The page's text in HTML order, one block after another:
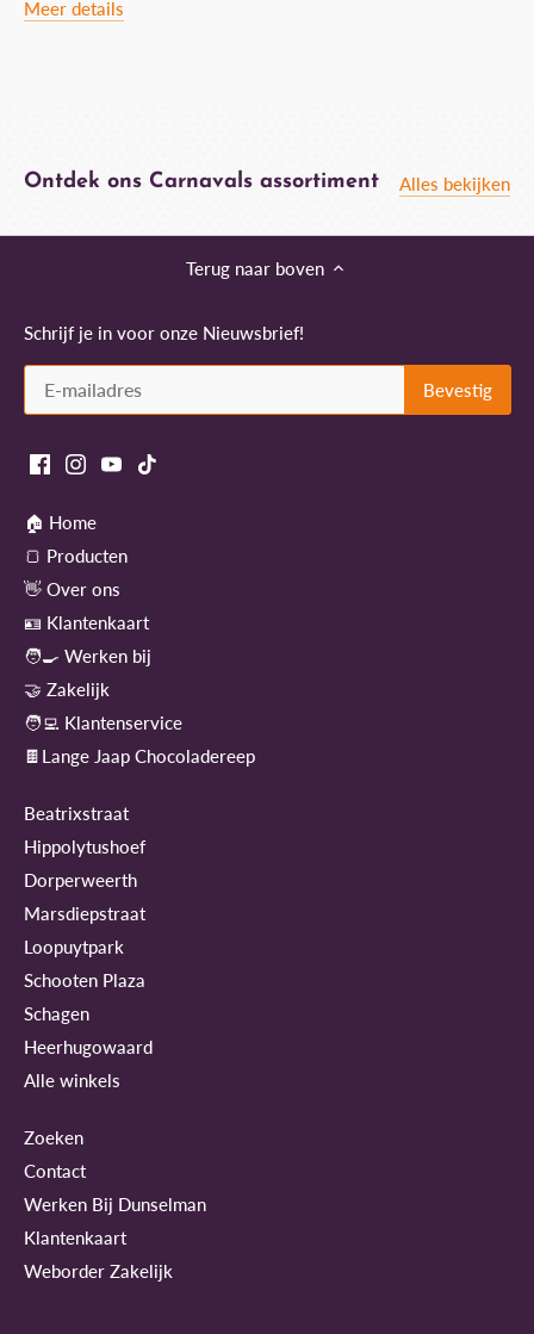
Meer details
Ontdek ons Carnavals assortiment Alles bekijken
Terug naar boven
Schrijf je in voor onze Nieuwsbrief!
🏠 Home
🍞 Producten
👋 Over ons
🪪 Klantenkaart
🧑‍🍳 Werken bij
🤝 Zakelijk
🧑‍💻 Klantenservice
🍫Lange Jaap Chocoladereep
Beatrixstraat
Hippolytushoef
Dorperweerth
Marsdiepstraat
Loopuytpark
Schooten Plaza
Schagen
Heerhugowaard
Alle winkels
Zoeken
Contact
Werken Bij Dunselman
Klantenkaart
Weborder Zakelijk